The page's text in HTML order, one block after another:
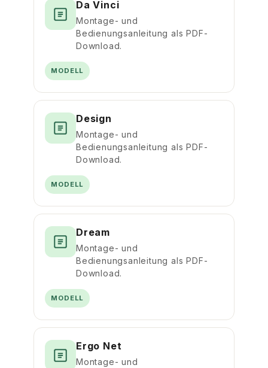
Da Vinci
Montage- und
Bedienungsanleitung als PDF-
Download.
MODELL
Design
Montage- und
Bedienungsanleitung als PDF-
Download.
MODELL
Dream
Montage- und
Bedienungsanleitung als PDF-
Download.
MODELL
Ergo Net
Montage- und